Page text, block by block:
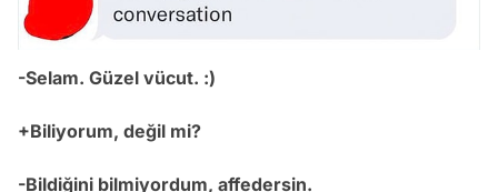
-Selam. Güzel vücut. :)
+Biliyorum, değil mi?
-Bildiğini bilmiyordum, affedersin.